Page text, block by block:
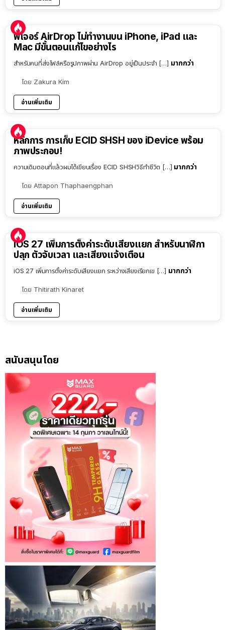
ฟีเจอร์ AirDrop ไม่ทำงานบน iPhone, iPad และ
Mac มีขั้นตอนแก้ไขอย่างไร
สำหรับคนที่ส่งไฟล์หรือรูปภาพผ่าน AirDrop อยู่เป็นประจำ […] มากกว่า
โดย Zakura Kim
อ่านเพิ่มเติม
หลักการ การเก็บ ECID SHSH ของ iDevice พร้อม
ภาพประกอบ!
ความเดิมตอนที่แล้วผมได้เขียนเรื่อง ECID SHSHวิธีทำชีวิต […] มากกว่า
โดย Attapon Thaphaengphan
อ่านเพิ่มเติม
iOS 27 เพิ่มการตั้งค่าระดับเสียงแยก สำหรับนาฬิกา
ปลุก ตัวจับเวลา และเสียงแจ้งเตือน
iOS 27 เพิ่มการตั้งค่าระดับเสียงแยก ระหว่างเสียงเรียกเข […] มากกว่า
โดย Thitirath Kinaret
อ่านเพิ่มเติม
สนับสนุนโดย